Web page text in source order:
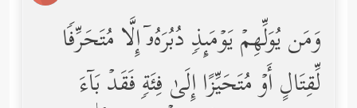
وَمَن یُوَلِّهِمۡ یَوۡمَىِٕذࣲ دُبُرَهُۥۤ إِلَّا مُتَحَرِّفࣰا
لِّقِتَالٍ أَوۡ مُتَحَیِّزًا إِلَىٰ فِئَةࣲ فَقَدۡ بَاۤءَ